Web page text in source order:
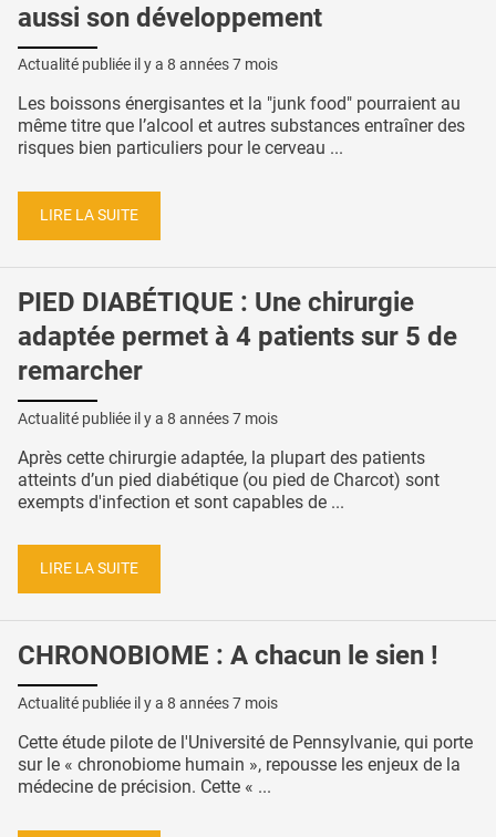
aussi son développement
Actualité publiée il y a 8 années 7 mois
Les boissons énergisantes et la "junk food" pourraient au
même titre que l’alcool et autres substances entraîner des
risques bien particuliers pour le cerveau ...
LIRE LA SUITE
PIED DIABÉTIQUE : Une chirurgie
adaptée permet à 4 patients sur 5 de
remarcher
Actualité publiée il y a 8 années 7 mois
Après cette chirurgie adaptée, la plupart des patients
atteints d’un pied diabétique (ou pied de Charcot) sont
exempts d'infection et sont capables de ...
LIRE LA SUITE
CHRONOBIOME : A chacun le sien !
Actualité publiée il y a 8 années 7 mois
Cette étude pilote de l'Université de Pennsylvanie, qui porte
sur le « chronobiome humain », repousse les enjeux de la
médecine de précision. Cette « ...